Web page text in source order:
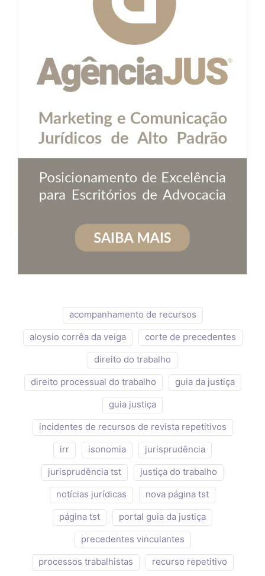
acompanhamento de recursos
aloysio corrêa da veiga
corte de precedentes
direito do trabalho
direito processual do trabalho
guia da justiça
guia justiça
incidentes de recursos de revista repetitivos
irr
isonomia
jurisprudência
jurisprudência tst
justiça do trabalho
notícias jurídicas
nova página tst
página tst
portal guia da justiça
precedentes vinculantes
processos trabalhistas
recurso repetitivo